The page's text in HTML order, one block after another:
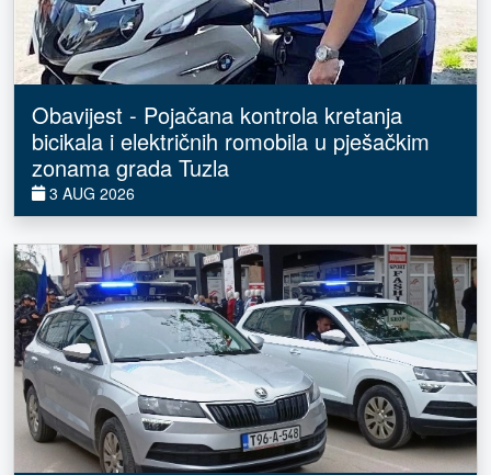
Obavijest - Pojačana kontrola kretanja
bicikala i električnih romobila u pješačkim
zonama grada Tuzla
3 AUG 2026